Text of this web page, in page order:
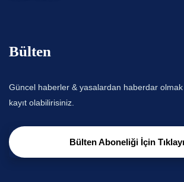
Bülten
Güncel haberler & yasalardan haberdar
kayıt olabilirisiniz.
Bülten Aboneliği İçin